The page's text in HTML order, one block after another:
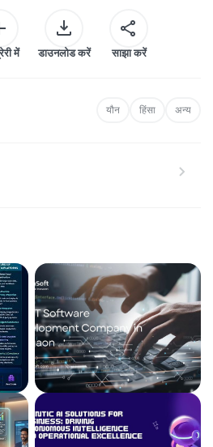
में डाउनलोड करें साझा करें
यौन हिंसा अन्य